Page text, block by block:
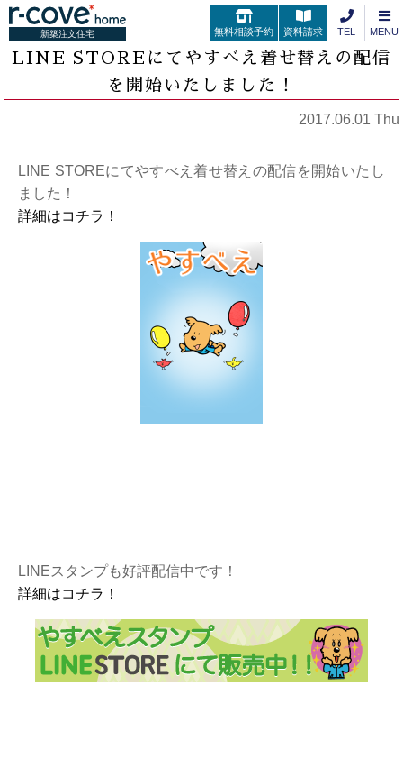
新築注文住宅 無料相談予約 資料請求 TEL MENU
LINE STOREにてやすべえ着せ替えの配信
を開始いたしました！
2017.06.01 Thu
LINE STOREにてやすべえ着せ替えの配信を開始いたし
ました！
詳細はコチラ！
LINEスタンプも好評配信中です！
詳細はコチラ！